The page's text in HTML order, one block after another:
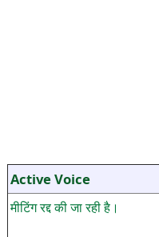
Active Voice
मीटिंग रद्द की जा रही है।